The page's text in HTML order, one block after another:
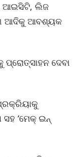
ଆଇସିଟି, ଲିଜ
ଆଦିକୁ ଆବଶ୍ୟକ
ପ୍ରୋତ୍ସାହନ ଦେବା
‘ମେକ୍ ଇନ୍